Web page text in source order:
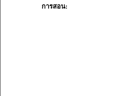
การสอน: